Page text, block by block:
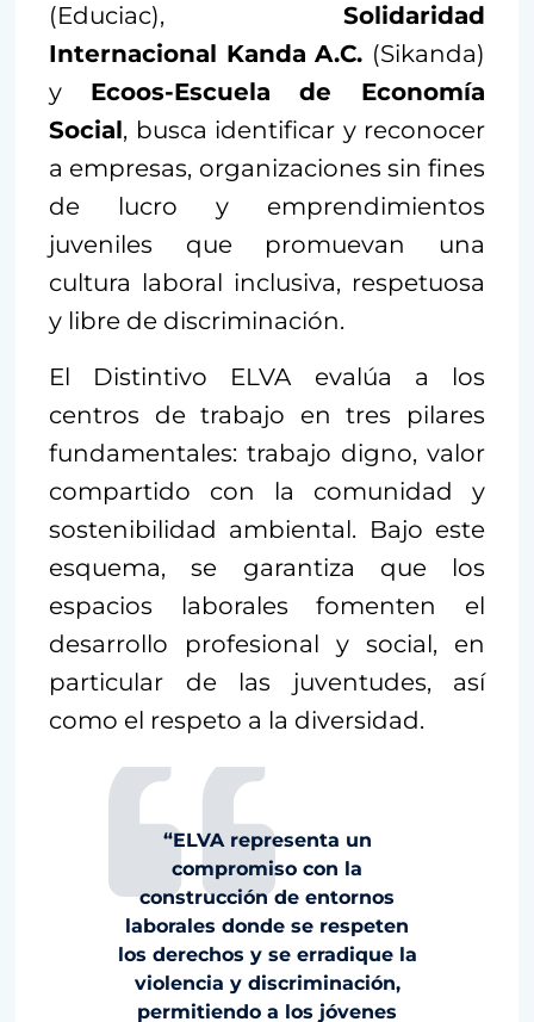
(Educiac), Solidaridad
Internacional Kanda A.C. (Sikanda)
y Ecoos-Escuela de Economía
Social, busca identificar y reconocer
a empresas, organizaciones sin fines
de lucro y emprendimientos
juveniles que promuevan una
cultura laboral inclusiva, respetuosa
y libre de discriminación.
El Distintivo ELVA evalúa a los
centros de trabajo en tres pilares
fundamentales: trabajo digno, valor
compartido con la comunidad y
sostenibilidad ambiental. Bajo este
esquema, se garantiza que los
espacios laborales fomenten el
desarrollo profesional y social, en
particular de las juventudes, así
como el respeto a la diversidad.
“ELVA representa un
compromiso con la
construcción de entornos
laborales donde se respeten
los derechos y se erradique la
violencia y discriminación,
permitiendo a los jóvenes